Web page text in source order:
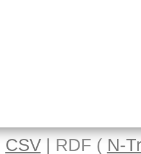
CSV| RDF ( N-